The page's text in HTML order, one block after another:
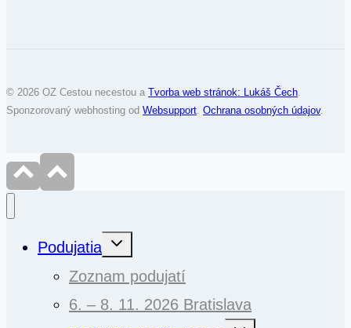
© 2026 OZ Cestou necestou a Tvorba web stránok: Lukáš Čech
Sponzorovaný webhosting od Websupport Ochrana osobných údajov.
Podujatia
Toggle
child
Zoznam podujatí
6. – 8. 11. 2026 Bratislava